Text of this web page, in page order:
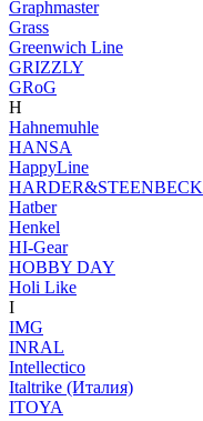
Graphmaster
Grass
Greenwich Line
GRIZZLY
GRoG
H
Hahnemuhle
HANSA
HappyLine
HARDER&STEENBECK
Hatber
Henkel
HI-Gear
HOBBY DAY
Holi Like
I
IMG
INRAL
Intellectico
Italtrike (Италия)
ITOYA